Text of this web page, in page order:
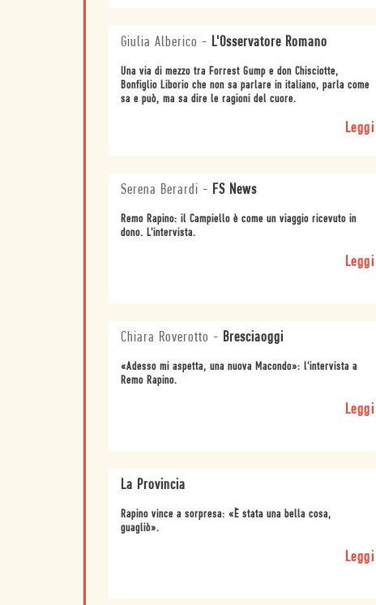
Giulia Alberico - L'Osservatore Romano
Una via di mezzo tra Forrest Gump e don Chisciotte,
Bonfiglio Liborio che non sa parlare in italiano, parla come
sa e può, ma sa dire le ragioni del cuore.
Leggi
Serena Berardi - FS News
Remo Rapino: il Campiello è come un viaggio ricevuto in
dono. L'intervista.
Leggi
Chiara Roverotto - Bresciaoggi
«Adesso mi aspetta, una nuova Macondo»: l'intervista a
Remo Rapino.
Leggi
La Provincia
Rapino vince a sorpresa: «È stata una bella cosa,
guagliò».
Leggi